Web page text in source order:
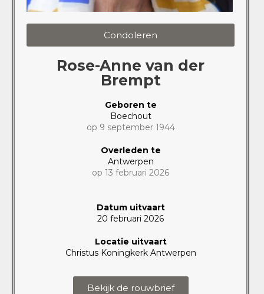
Condoleren
Rose-Anne van der
Brempt
Geboren te
Boechout
op 9 september 1944
Overleden te
Antwerpen
op 13 februari 2026
Datum uitvaart
20 februari 2026
Locatie uitvaart
Christus Koningkerk Antwerpen
Bekijk de rouwbrief